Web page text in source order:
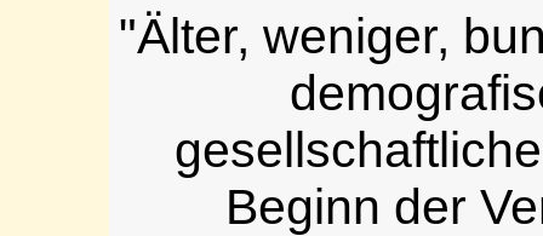
"Älter, weniger,
Beginn der